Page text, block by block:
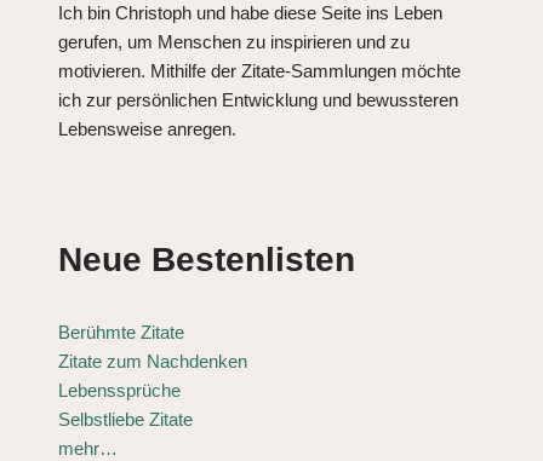
Ich bin Christoph und habe diese Seite ins Leben
gerufen, um Menschen zu inspirieren und zu
motivieren. Mithilfe der Zitate-Sammlungen möchte
ich zur persönlichen Entwicklung und bewussteren
Lebensweise anregen.
Neue Bestenlisten
Berühmte Zitate
Zitate zum Nachdenken
Lebenssprüche
Selbstliebe Zitate
mehr…